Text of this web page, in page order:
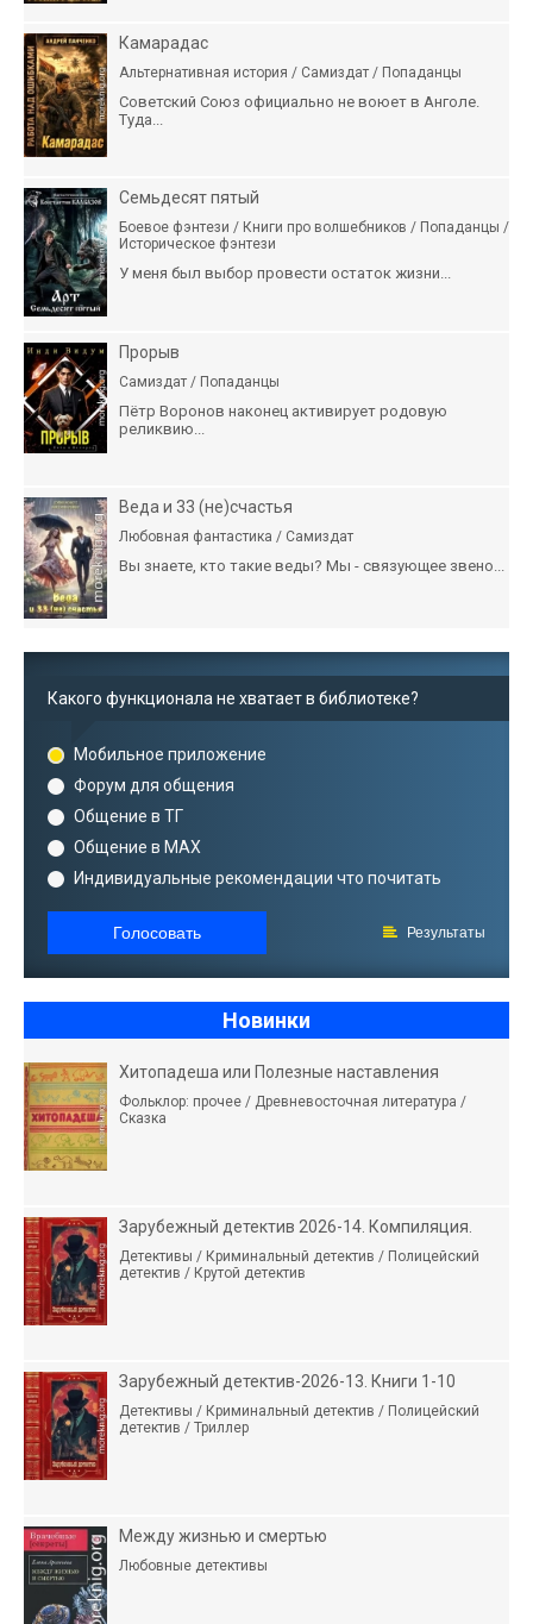
Камарадас
Альтернативная история / Самиздат / Попаданцы
Советский Союз официально не воюет в Анголе.
Туда...
Семьдесят пятый
Боевое фэнтези / Книги про волшебников / Попаданцы /
Историческое фэнтези
У меня был выбор провести остаток жизни...
Прорыв
Самиздат / Попаданцы
Пётр Воронов наконец активирует родовую
реликвию...
Веда и 33 (не)счастья
Любовная фантастика / Самиздат
Вы знаете, кто такие веды? Мы - связующее звено...
Какого функционала не хватает в библиотеке?
Мобильное приложение
Форум для общения
Общение в ТГ
Общение в MAX
Индивидуальные рекомендации что почитать
Голосовать Результаты
Новинки
Хитопадеша или Полезные наставления
Фольклор: прочее / Древневосточная литература /
Сказка
Зарубежный детектив 2026-14. Компиляция.
Детективы / Криминальный детектив / Полицейский
детектив / Крутой детектив
Зарубежный детектив-2026-13. Книги 1-10
Детективы / Криминальный детектив / Полицейский
детектив / Триллер
Между жизнью и смертью
Любовные детективы